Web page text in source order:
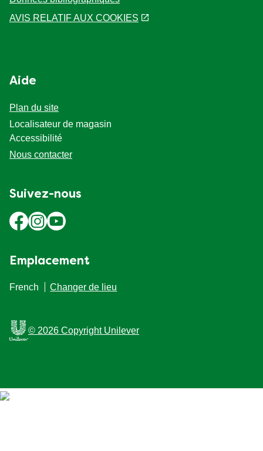
AVIS RELATIF AUX COOKIES
Aide
Plan du site
Localisateur de magasin
Accessibilité
Nous contacter
Suivez-nous
Emplacement
French Changer de lieu
© 2026 Copyright Unilever